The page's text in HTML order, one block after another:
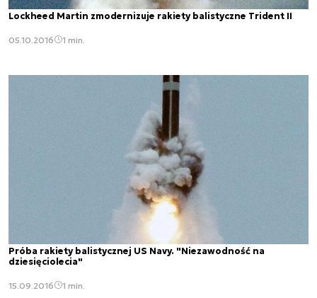
Lockheed Martin zmodernizuje rakiety balistyczne Trident II
05.10.2016 1 min.
Próba rakiety balistycznej US Navy. "Niezawodność na
dziesięciolecia"
15.09.2016 1 min.